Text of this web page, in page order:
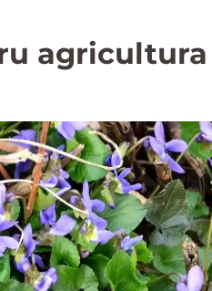
agricultura